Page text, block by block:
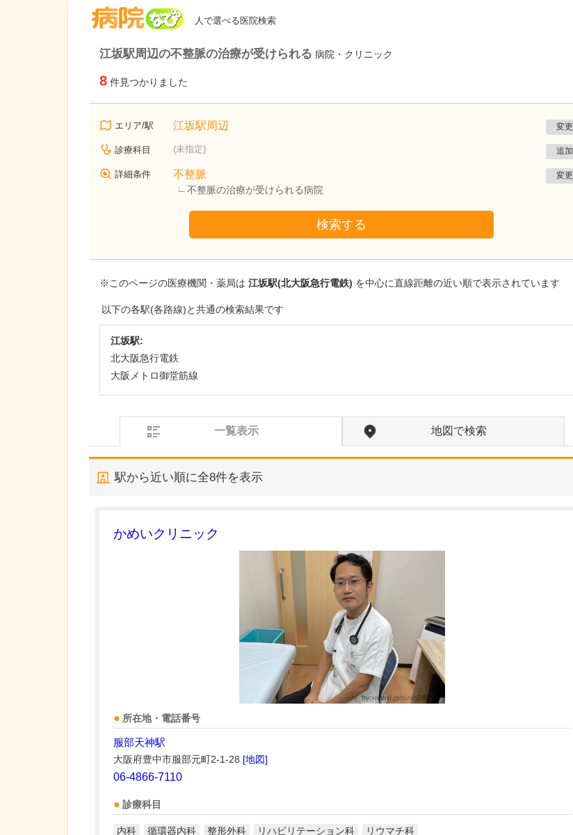
人で選べる医院検索
江坂駅周辺の不整脈の治療が受けられる 病院・クリニック
8 件見つかりました
エリア/駅 江坂駅周辺 変更
診療科目 (未指定) 追加
詳細条件 不整脈
不整脈の治療が受けられる病院
変更
検索する
※このページの医療機関・薬局は 江坂駅(北大阪急行電鉄) を中心に直線距離の近い順で表示されています
以下の各駅(各路線)と共通の検索結果です
江坂駅:
北大阪急行電鉄
大阪メトロ御堂筋線
一覧表示 地図で検索
駅から近い順に全8件を表示
かめいクリニック
所在地・電話番号
服部天神駅
大阪府豊中市服部元町2-1-28 [地図]
06-4866-7110
診療科目
内科 循環器内科 整形外科 リハビリテーション科 リウマチ科
千里北在宅クリニック
菅 泰彦院長取材記事
学病院や基幹病院での治
療を終え、緩和ケアを必
く…